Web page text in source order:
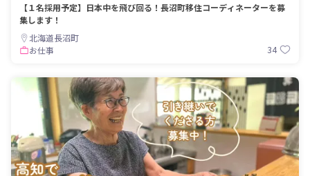
【１名採用予定】日本中を飛び回る！長沼町移住コーディネーターを募
集します！
北海道長沼町
お仕事
34